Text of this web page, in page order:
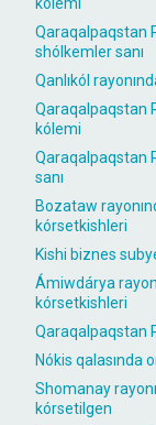
Qaraqalpaqstan
shólkemler sanı
Qanlıkól
Qaraqalpaqstan
kólemi
Qaraqalpaqstan
sanı
Bozataw
kórsetkishleri
Kishi biznes
Ámiwdárya
kórsetkishleri
Qaraqalpaqstan
Nókis qalasında
Shomanay
kórsetilgen